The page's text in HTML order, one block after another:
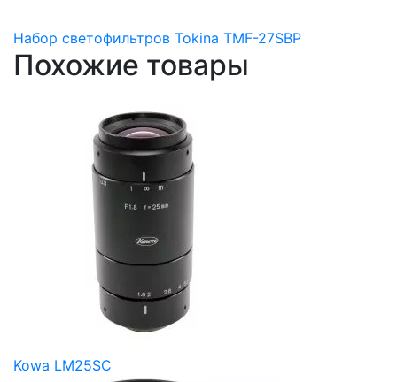
Набор светофильтров Tokina TMF-27SBP
Похожие товары
Kowa LM25SC